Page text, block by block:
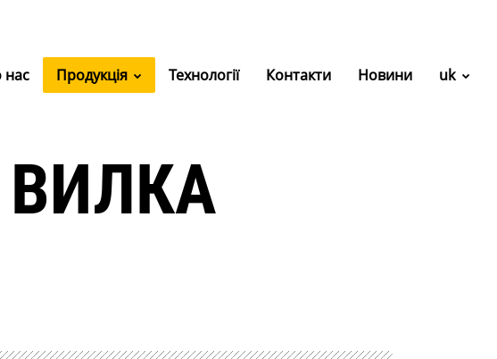
нас Продукція Технології Контакти Новини uk
ВИЛКА